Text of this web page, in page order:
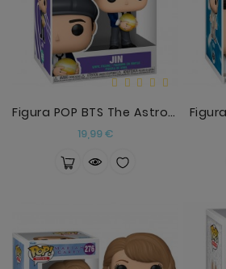
Figura POP BTS The Astronaut Jin
19,99 €Precio